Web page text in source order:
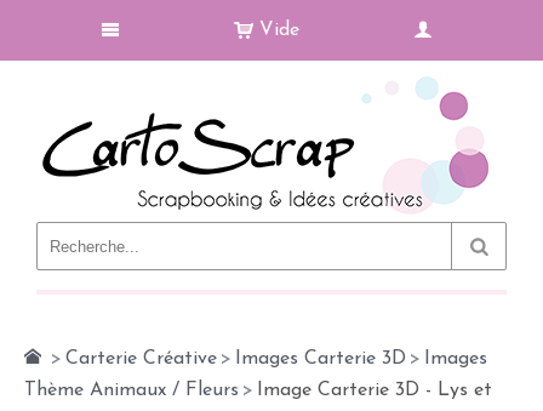
Vide
> Carterie Créative > Images Carterie 3D >
Images
Thème Animaux / Fleurs >
Image Carterie 3D - Lys et